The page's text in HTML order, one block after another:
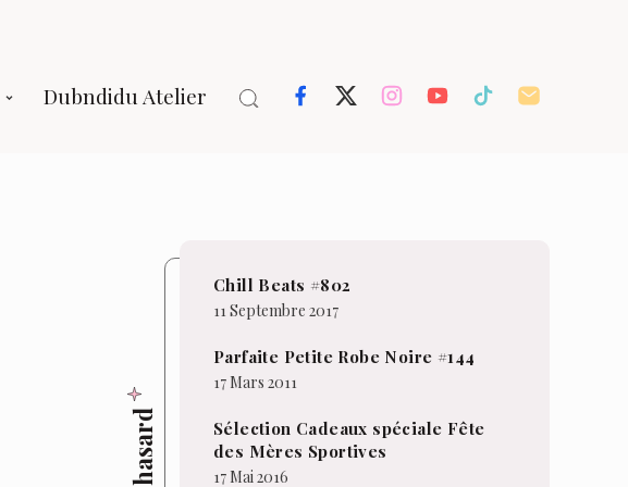
Dubndidu Atelier
Chill Beats #802
11 Septembre 2017
Parfaite Petite Robe Noire #144
17 Mars 2011
Sélection Cadeaux spéciale Fête
des Mères Sportives
17 Mai 2016